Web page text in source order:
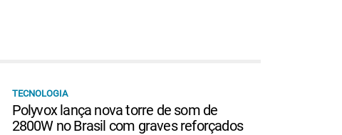
TECNOLOGIA
Polyvox lança nova torre de som de
2800W no Brasil com graves reforçados